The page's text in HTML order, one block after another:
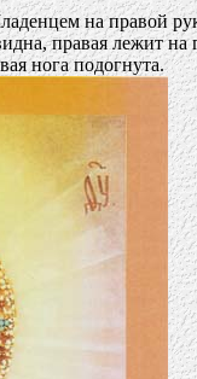
на правой
правая лежит на
нога подогнута.